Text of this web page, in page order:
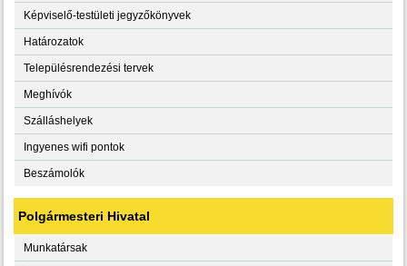
Képviselő-testületi jegyzőkönyvek
Határozatok
Településrendezési tervek
Meghívók
Szálláshelyek
Ingyenes wifi pontok
Beszámolók
Polgármesteri Hivatal
Munkatársak